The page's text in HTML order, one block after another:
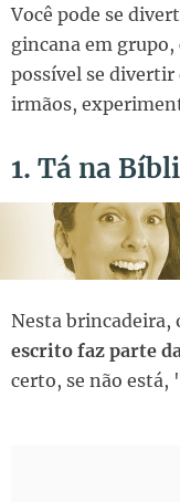
Você pode se
gincana em
possível se divertir
irmãos,
1. Tá na
Nesta brincadeira,
escrito faz parte
certo, se não